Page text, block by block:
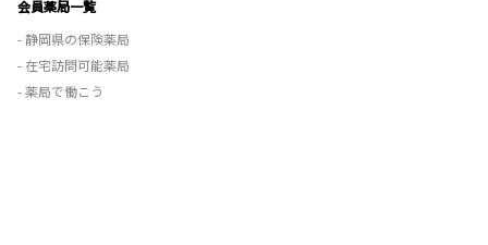
会員薬局一覧
- 静岡県の保険薬局
- 在宅訪問可能薬局
- 薬局で働こう